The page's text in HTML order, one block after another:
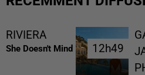
RIVIERA
She Doesn't Mind 12h49
12h49